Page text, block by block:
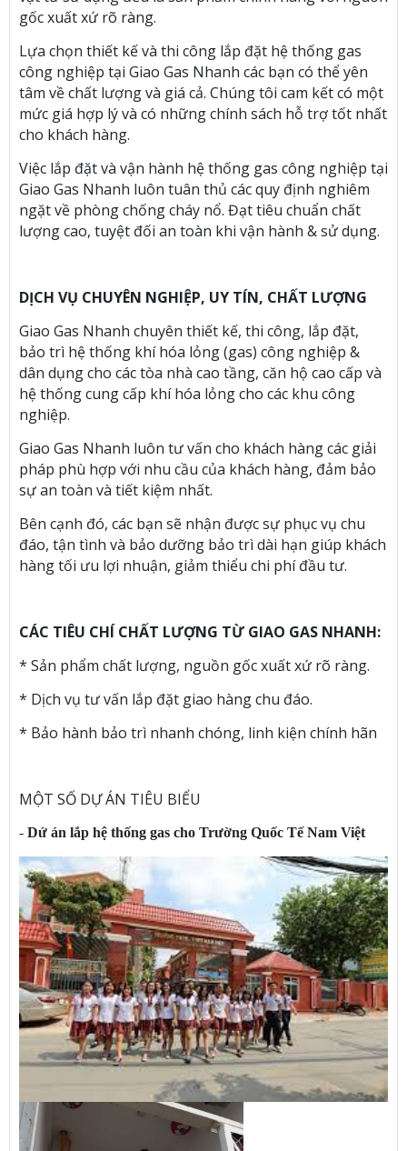
gốc xuất xứ rõ ràng.
Lựa chọn thiết kế và thi công lắp đặt hệ thống gas
công nghiệp tại Giao Gas Nhanh các bạn có thể yên
tâm về chất lượng và giá cả. Chúng tôi cam kết có một
mức giá hợp lý và có những chính sách hỗ trợ tốt nhất
cho khách hàng.
Việc lắp đặt và vận hành hệ thống gas công nghiệp tại
Giao Gas Nhanh luôn tuân thủ các quy định nghiêm
ngặt về phòng chống cháy nổ. Đạt tiêu chuẩn chất
lượng cao, tuyệt đối an toàn khi vận hành & sử dụng.
DỊCH VỤ CHUYÊN NGHIỆP, UY TÍN, CHẤT LƯỢNG
Giao Gas Nhanh chuyên thiết kế, thi công, lắp đặt,
bảo trì hệ thống khí hóa lỏng (gas) công nghiệp &
dân dụng cho các tòa nhà cao tầng, căn hộ cao cấp và
hệ thống cung cấp khí hóa lỏng cho các khu công
nghiệp.
Giao Gas Nhanh luôn tư vấn cho khách hàng các giải
pháp phù hợp với nhu cầu của khách hàng, đảm bảo
sự an toàn và tiết kiệm nhất.
Bên cạnh đó, các bạn sẽ nhận được sự phục vụ chu
đáo, tận tình và bảo dưỡng bảo trì dài hạn giúp khách
hàng tối ưu lợi nhuận, giảm thiểu chi phí đầu tư.
CÁC TIÊU CHÍ CHẤT LƯỢNG TỪ GIAO GAS NHANH:
* Sản phẩm chất lượng, nguồn gốc xuất xứ rõ ràng.
* Dịch vụ tư vấn lắp đặt giao hàng chu đáo.
* Bảo hành bảo trì nhanh chóng, linh kiện chính hãn
MỘT SỐ DỰ ÁN TIÊU BIỂU
- Dứ án lắp hệ thống gas cho Trường Quốc Tế Nam Việt